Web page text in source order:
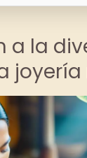
a la